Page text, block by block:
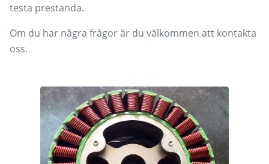
testa prestanda.
Om du har några frågor är du välkommen att kontakta
oss.